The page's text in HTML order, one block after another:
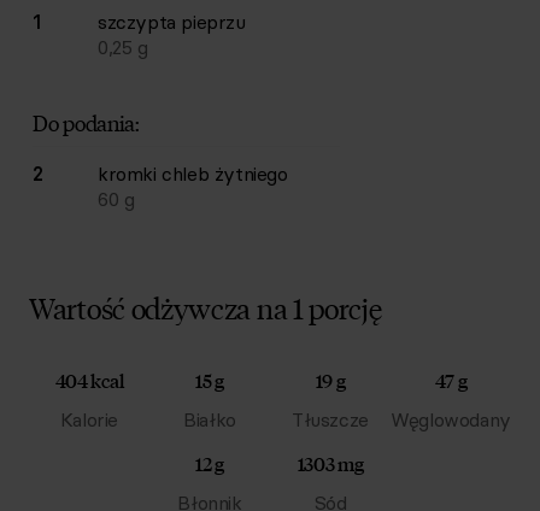
1
szczypta pieprzu
0,25 g
Do podania:
2 kromki chleb żytniego
60 g
Wartość odżywcza na 1 porcję
404 kcal
Kalorie
15 g
Białko
19 g
Tłuszcze
47 g
Węglowodany
12 g
Błonnik
1303 mg
Sód